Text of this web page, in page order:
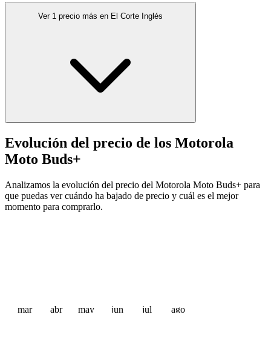
Ver 1 precio más en El Corte Inglés
Evolución del precio de los Motorola
Moto Buds+
Analizamos la evolución del precio del Motorola Moto Buds+ para
que puedas ver cuándo ha bajado de precio y cuál es el mejor
momento para comprarlo.
mar abr may jun jul ago